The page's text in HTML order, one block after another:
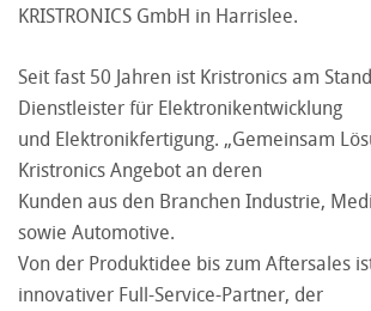
KRISTRONICS GmbH in Harrislee.
Seit fast 50 Jahren ist Kristronics am
Dienstleister für Elektronikentwicklung
und Elektronikfertigung. „Gemeinsam
Kristronics Angebot an deren
Kunden aus den Branchen Industrie,
sowie Automotive.
Von der Produktidee bis zum Aftersales
innovativer Full-Service-Partner, der